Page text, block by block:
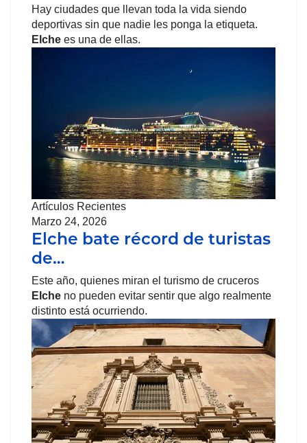
Hay ciudades que llevan toda la vida siendo
deportivas sin que nadie les ponga la etiqueta.
Elche es una de ellas.
Artículos Recientes
Marzo 24, 2026
Elche bate récord de turistas
de…
Este año, quienes miran el turismo de cruceros
Elche no pueden evitar sentir que algo realmente
distinto está ocurriendo.